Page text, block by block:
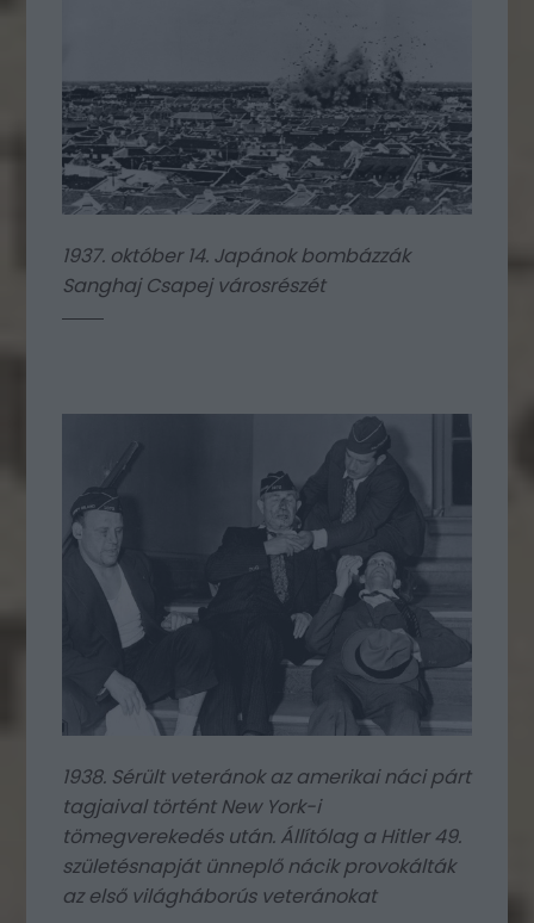
1937. október 14. Japánok bombázzák
Sanghaj Csapej városrészét
1938. Sérült veteránok az amerikai náci párt
tagjaival történt New York-i
tömegverekedés után. Állítólag a Hitler 49.
születésnapját ünneplő nácik provokálták
az első világháborús veteránokat